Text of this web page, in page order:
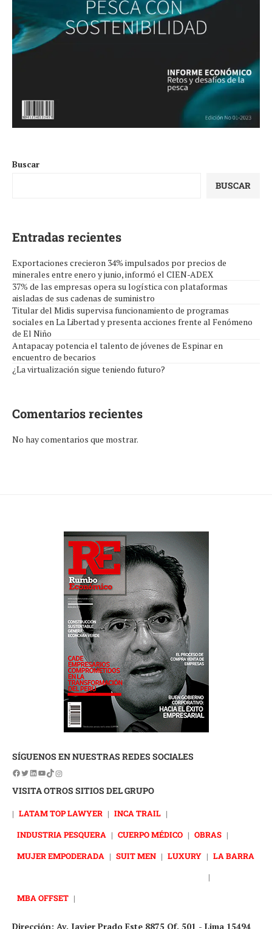
Buscar
BUSCAR
Entradas recientes
Exportaciones crecieron 34% impulsados por precios de
minerales entre enero y junio, informó el CIEN-ADEX
37% de las empresas opera su logística con plataformas
aisladas de sus cadenas de suministro
Titular del Midis supervisa funcionamiento de programas
sociales en La Libertad y presenta acciones frente al Fenómeno
de El Niño
Antapacay potencia el talento de jóvenes de Espinar en
encuentro de becarios
¿La virtualización sigue teniendo futuro?
Comentarios recientes
No hay comentarios que mostrar.
SÍGUENOS EN NUESTRAS REDES SOCIALES
VISITA OTROS SITIOS DEL GRUPO
| LATAM TOP LAWYER | INCA TRAIL |
INDUSTRIA PESQUERA | CUERPO MÉDICO | OBRAS |
MUJER EMPODERADA | SUIT MEN | LUXURY | LA BARRA
|
MBA OFFSET |
Dirección: Av. Javier Prado Este 8875 Of. 501 - Lima 15494